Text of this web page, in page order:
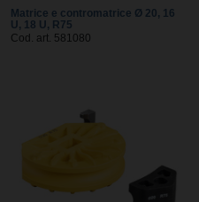
Matrice e contromatrice Ø 20, 16
U, 18 U, R75
Cod. art. 581080